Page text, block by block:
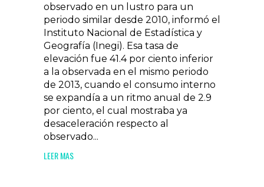
observado en un lustro para un
periodo similar desde 2010, informó el
Instituto Nacional de Estadística y
Geografía (Inegi). Esa tasa de
elevación fue 41.4 por ciento inferior
a la observada en el mismo periodo
de 2013, cuando el consumo interno
se expandía a un ritmo anual de 2.9
por ciento, el cual mostraba ya
desaceleración respecto al
observado...
LEER MAS